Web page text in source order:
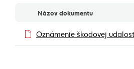
DokumentyNázov dokumentu
Oznámenie škodovej